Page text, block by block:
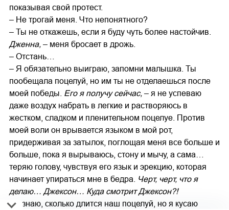
показывая свой протест.
– Не трогай меня. Что непонятного?
– Ты не откажешь, если я буду чуть более настойчив.
Дженна, – меня бросает в дрожь.
– Отстань…
– Я обязательно выиграю, запомни малышка. Ты
пообещала поцелуй, но им ты не отделаешься после
моей победы. Его я получу сейчас, – я не успеваю
даже воздух набрать в легкие и растворяюсь в
жестком, сладком и пленительном поцелуе. Против
моей воли он врывается языком в мой рот,
придерживая за затылок, поглощая меня все больше и
больше, пока я вырываюсь, стону и мычу, а сама…
теряю голову, чувствуя его язык и эрекцию, которая
начинает упираться мне в бедра.
Черт, черт, что я
делаю… Джексон… Куда смотрит Джексон?!
Не знаю, сколько длится наш поцелуй, но я кусаю